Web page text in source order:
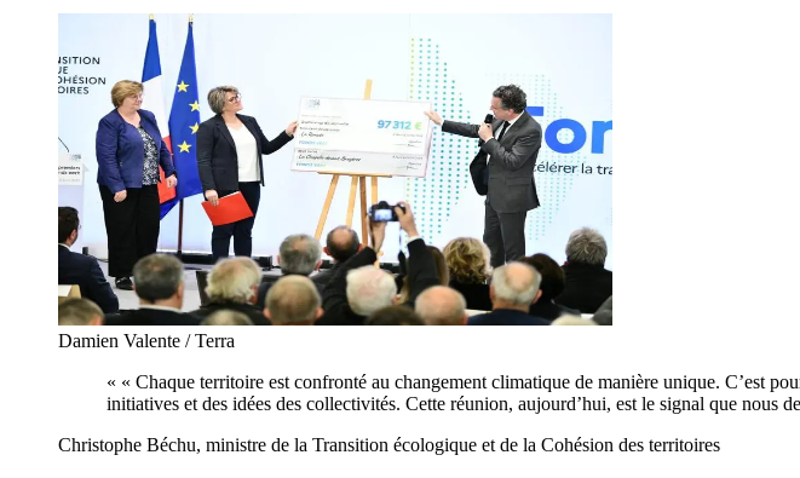
Damien Valente / Terra
« « Chaque territoire est confronté au changement climatique de manière unique. C’est
initiatives et des idées des collectivités. Cette réunion, aujourd’hui, est le signal que nous
Christophe Béchu, ministre de la Transition écologique et de la Cohésion des territoires